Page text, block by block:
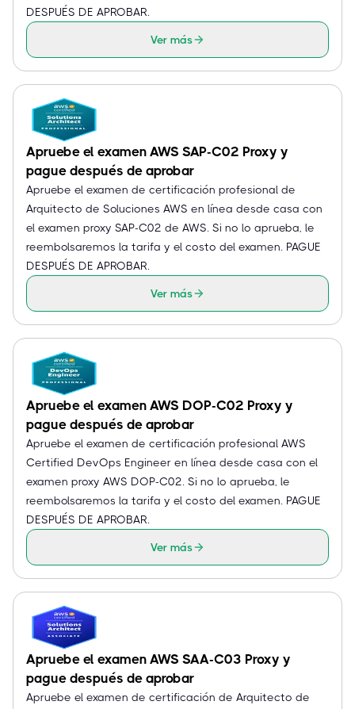
DESPUÉS DE APROBAR.
Ver más
Apruebe el examen AWS SAP-C02 Proxy y
pague después de aprobar
Apruebe el examen de certificación profesional de
Arquitecto de Soluciones AWS en línea desde casa con
el examen proxy SAP-C02 de AWS. Si no lo aprueba, le
reembolsaremos la tarifa y el costo del examen. PAGUE
DESPUÉS DE APROBAR.
Ver más
Apruebe el examen AWS DOP-C02 Proxy y
pague después de aprobar
Apruebe el examen de certificación profesional AWS
Certified DevOps Engineer en línea desde casa con el
examen proxy AWS DOP-C02. Si no lo aprueba, le
reembolsaremos la tarifa y el costo del examen. PAGUE
DESPUÉS DE APROBAR.
Ver más
Apruebe el examen AWS SAA-C03 Proxy y
pague después de aprobar
Apruebe el examen de certificación de Arquitecto de